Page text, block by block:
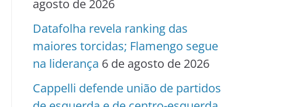
agosto de 2026
Datafolha revela ranking das
maiores torcidas; Flamengo segue
na liderança 6 de agosto de 2026
Cappelli defende união de partidos